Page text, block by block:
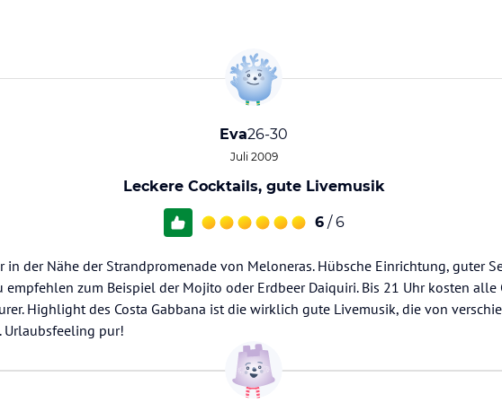
Eva26-30
Juli 2009
Leckere Cocktails, gute Livemusik
6 / 6
in der Nähe der Strandpromenade von Meloneras. Hübsche Einrichtung, guter
empfehlen zum Beispiel der Mojito oder Erdbeer Daiquiri. Bis 21 Uhr kosten alle
Highlight des Costa Gabbana ist die wirklich gute Livemusik, die von
Urlaubsfeeling pur!